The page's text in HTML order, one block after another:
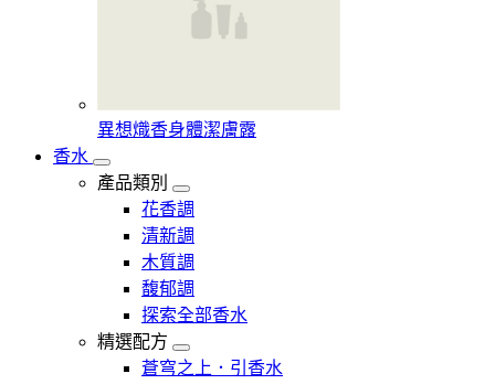
異想熾香身體潔膚露
香水
產品類別
花香調
清新調
木質調
馥郁調
探索全部香水
精選配方
蒼穹之上．引香水